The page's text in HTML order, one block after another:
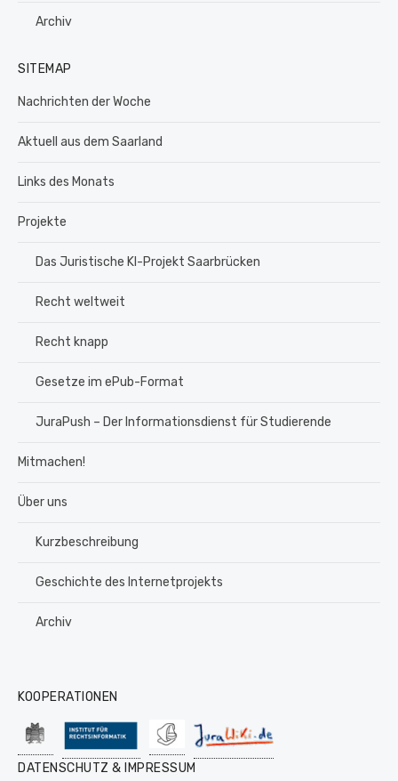
Archiv
SITEMAP
Nachrichten der Woche
Aktuell aus dem Saarland
Links des Monats
Projekte
Das Juristische KI-Projekt Saarbrücken
Recht weltweit
Recht knapp
Gesetze im ePub-Format
JuraPush – Der Informationsdienst für Studierende
Mitmachen!
Über uns
Kurzbeschreibung
Geschichte des Internetprojekts
Archiv
KOOPERATIONEN
DATENSCHUTZ & IMPRESSUM